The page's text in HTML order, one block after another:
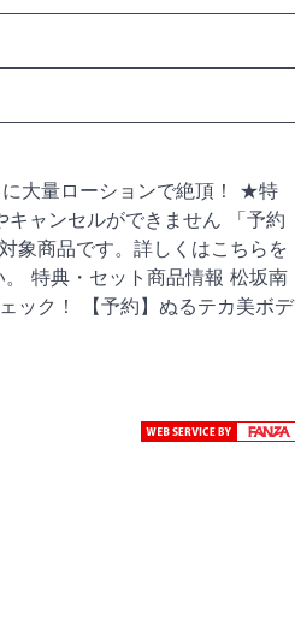
大量ローションで絶頂！ ★特
ャンセルができません 「予約
象商品です。詳しくはこちらを
特典・セット商品情報 松坂南
ック！ 【予約】ぬるテカ美ボデ